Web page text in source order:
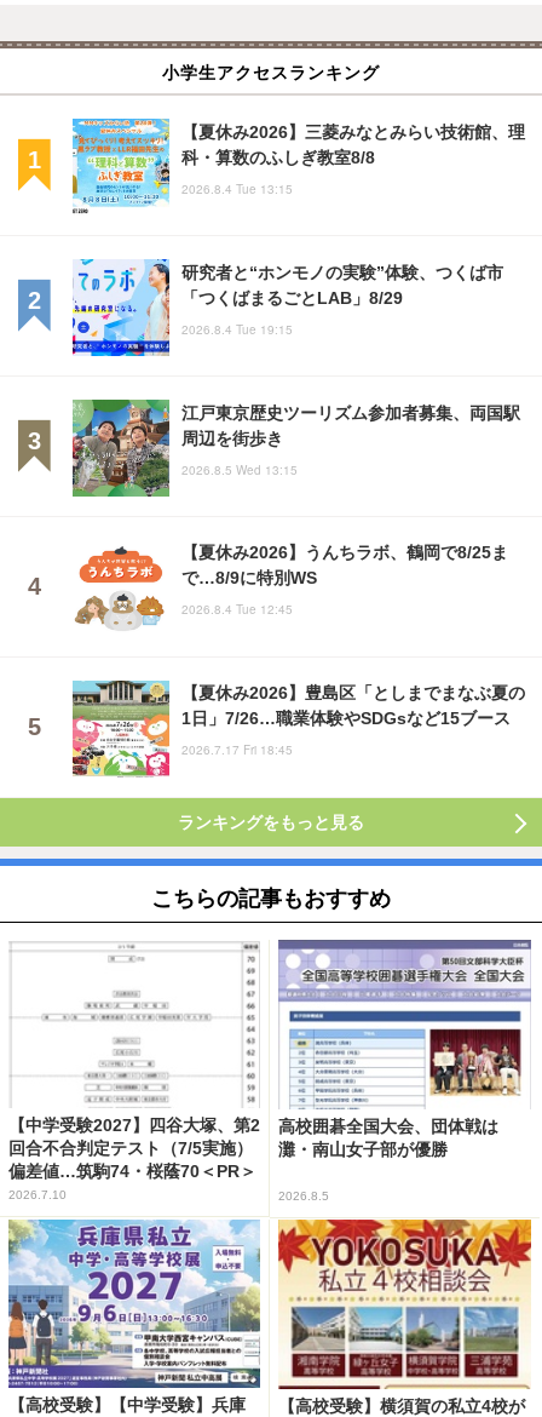
小学生アクセスランキング
【夏休み2026】三菱みなとみらい技術館、理
科・算数のふしぎ教室8/8
2026.8.4 Tue 13:15
研究者と“ホンモノの実験”体験、つくば市
「つくばまるごとLAB」8/29
2026.8.4 Tue 19:15
江戸東京歴史ツーリズム参加者募集、両国駅
周辺を街歩き
2026.8.5 Wed 13:15
【夏休み2026】うんちラボ、鶴岡で8/25ま
で…8/9に特別WS
2026.8.4 Tue 12:45
【夏休み2026】豊島区「としまでまなぶ夏の
1日」7/26…職業体験やSDGsなど15ブース
2026.7.17 Fri 18:45
ランキングをもっと見る
こちらの記事もおすすめ
【中学受験2027】四谷大塚、第2
回合不合判定テスト（7/5実施）
偏差値…筑駒74・桜蔭70＜PR＞
2026.7.10
高校囲碁全国大会、団体戦は
灘・南山女子部が優勝
2026.8.5
【高校受験】【中学受験】兵庫
【高校受験】横須賀の私立4校が